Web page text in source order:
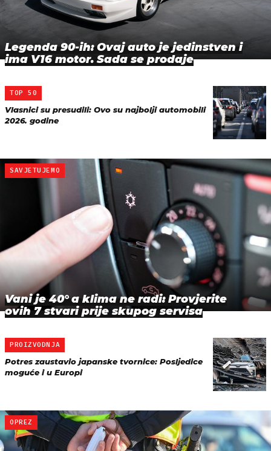
Legenda 90-ih: Ovaj auto je jedinstven i
ima V16 motor. Sada se prodaje
TOP 50
Vlasnici su presudili: Ovo su najbolji automobili
2026. godine
SAVJETUJEMO
Vani je 40° a klima ne radi: Provjerite
ovih 7 stvari prije skupog servisa
PROIZVODNJA
Potres zaustavio japanske tvornice: Posljedice
moguće i u Europi
OPREZ